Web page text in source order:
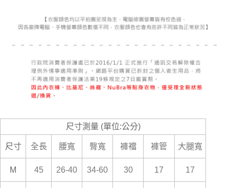
尺寸測量 (單位:公分)
尺寸 全長 腰寬 臀寬 褲襠 褲管 大腿寬
M 45 26-40 34-60 30 17 17